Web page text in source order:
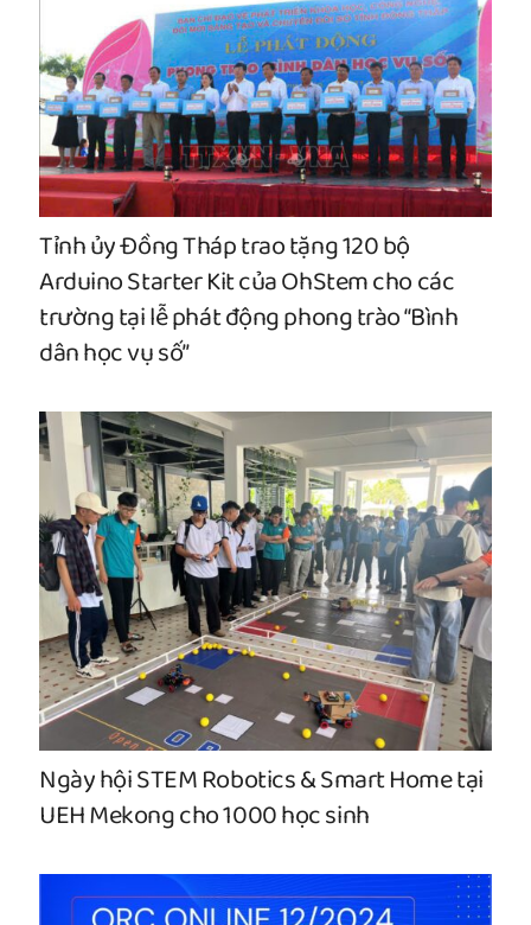
Tỉnh ủy Đồng Tháp trao tặng 120 bộ
Arduino Starter Kit của OhStem cho các
trường tại lễ phát động phong trào “Bình
dân học vụ số”
Ngày hội STEM Robotics & Smart Home tại
UEH Mekong cho 1000 học sinh